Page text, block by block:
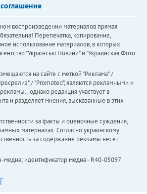
воспроизведении материалов прямая
Перепечатка, копирование,
использование материалов, в которых
"Українськi Новини" и "Украинская Фото
на сайте с меткой "Реклама" /
/ "Promoted", являются рекламными и
, однако редакция участвует в
и разделяет мнения, высказанные в этих
за факты и оценочные суждения,
материалах. Согласно украинскому
за содержание рекламы несет
медиа; идентификатор медиа - R40-05097